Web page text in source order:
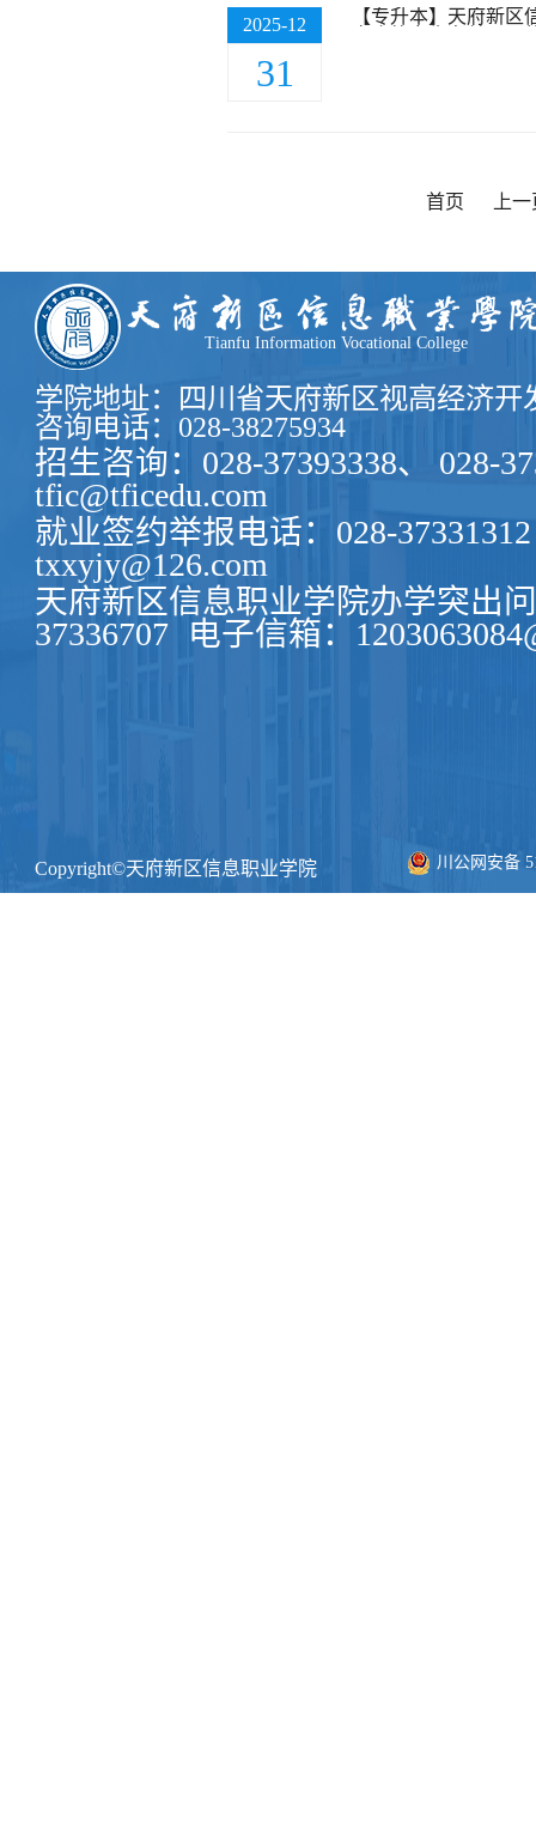
2025-12
31
【专升本】天府新
首页 上
Tianfu Information Vocational College
学院地址：四川省天府新区视高经济开
咨询电话：028-38275934
招生咨询：028-37393338、 028-
tfic@tficedu.com
就业签约举报电话：028-37331312
txxyjy@126.com
天府新区信息职业学院办学突出
37336707
电子信箱：
Copyright©天府新区信息职业学院 川公网安备